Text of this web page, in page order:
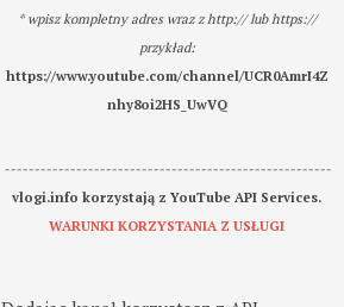
* wpisz kompletny adres wraz z http:// lub https://
przykład:
https://www.youtube.com/channel/UCR0AmrI4Z
nhy8oi2HS_UwVQ
-------------------------------------------------------
vlogi.info korzystają z YouTube API Services.
WARUNKI KORZYSTANIA Z USŁUGI